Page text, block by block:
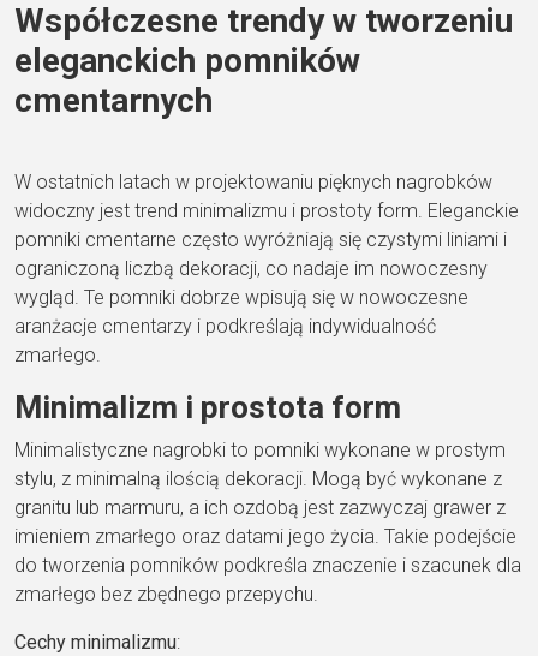
Współczesne trendy w tworzeniu
eleganckich pomników
cmentarnych
W ostatnich latach w projektowaniu pięknych nagrobków
widoczny jest trend minimalizmu i prostoty form. Eleganckie
pomniki cmentarne często wyróżniają się czystymi liniami i
ograniczoną liczbą dekoracji, co nadaje im nowoczesny
wygląd. Te pomniki dobrze wpisują się w nowoczesne
aranżacje cmentarzy i podkreślają indywidualność
zmarłego.
Minimalizm i prostota form
Minimalistyczne nagrobki to pomniki wykonane w prostym
stylu, z minimalną ilością dekoracji. Mogą być wykonane z
granitu lub marmuru, a ich ozdobą jest zazwyczaj grawer z
imieniem zmarłego oraz datami jego życia. Takie podejście
do tworzenia pomników podkreśla znaczenie i szacunek dla
zmarłego bez zbędnego przepychu.
Cechy minimalizmu: